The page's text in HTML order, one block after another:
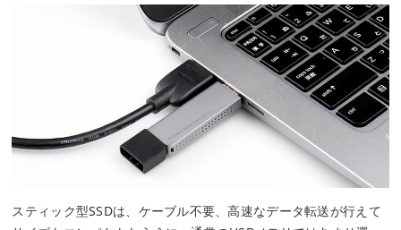
スティック型SSDは、ケーブル不要、高速なデータ転送が行えて